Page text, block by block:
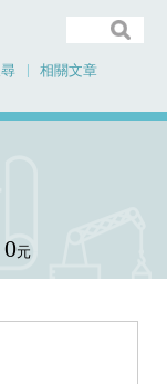
相關文章
0元